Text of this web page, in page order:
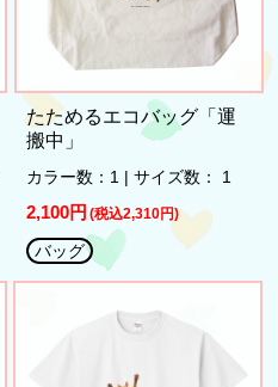
たためるエコバッグ「運
搬中」
カラー数：1 | サイズ数： 1
2,100円 (税込2,310円)
バッグ